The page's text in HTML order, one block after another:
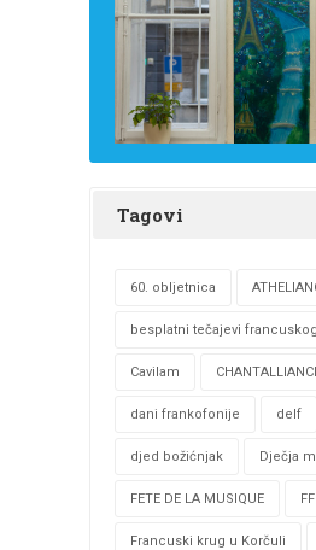
Tagovi
60. obljetnica
besplatni tečajevi
Cavilam
dani frankofonije delf
djed božićnjak Dječja
FETE DE LA MUSIQUE
Francuski krug u Korčuli